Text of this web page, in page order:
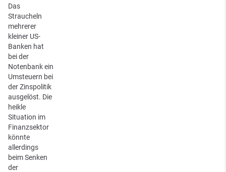
Das
Straucheln
mehrerer
kleiner US-
Banken hat
bei der
Notenbank ein
Umsteuern bei
der Zinspolitik
ausgelöst. Die
heikle
Situation im
Finanzsektor
könnte
allerdings
beim Senken
der